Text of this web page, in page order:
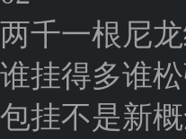
两千一根尼龙
谁挂得多谁
包挂不是新